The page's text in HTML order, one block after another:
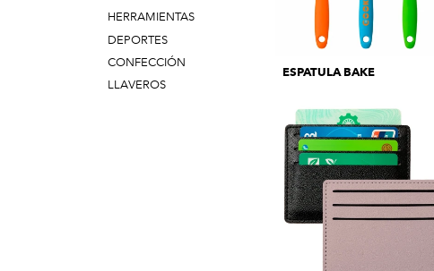
HERRAMIENTAS
DEPORTES
CONFECCIÓN
LLAVEROS
ESPATULA BAKE